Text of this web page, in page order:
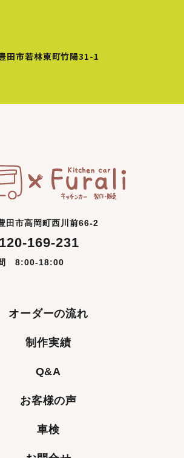
田市若林東町竹陽31-1
田市高岡町西川前66-2
169-231
8:00-18:00
オーダーの流れ
制作実績
Q&A
お客様の声
車検